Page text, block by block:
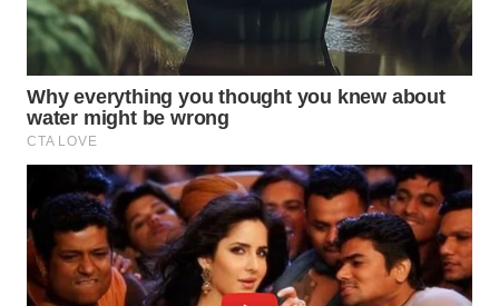
WN
DANAU
TOBA
WN
WN
LANGKAT